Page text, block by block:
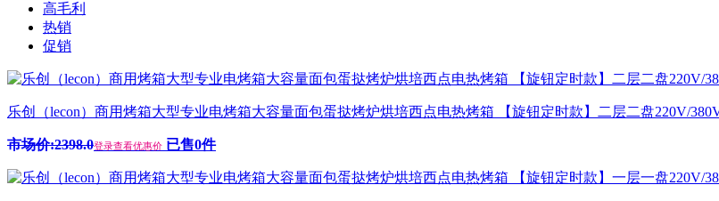
高毛利
热销
促销
乐创（lecon）商用烤箱大型专业电烤箱大容量面包蛋挞烤炉烘培西点电热烤箱 【旋钮定时款】二层二盘220V/
市场价:2398.0登录查看优惠价 已售0件